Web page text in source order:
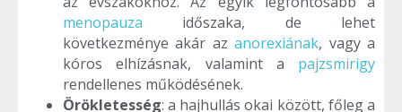
menopauza időszaka, de lehet
következménye akár azanorexiának, vagy a
kóros elhízásnak, valamint a pajzsmirigy
rendellenes működésének.
Örökletesség: a hajhullás okai között, főleg a